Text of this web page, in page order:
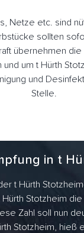
Netze etc. sind
sollten
übernehmen die
und um t Hürth
und
Stelle.
in t
t Hürth
Stotzheim
Zahl soll nun
Stotzheim, hieß